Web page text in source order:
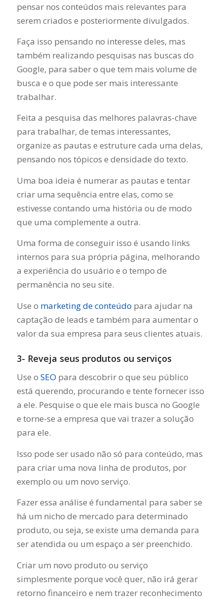
pensar nos conteúdos mais relevantes para
serem criados e posteriormente divulgados.
Faça isso pensando no interesse deles, mas
também realizando pesquisas nas buscas do
Google, para saber o que tem mais volume de
busca e o que pode ser mais interessante
trabalhar.
Feita a pesquisa das melhores palavras-chave
para trabalhar, de temas interessantes,
organize as pautas e estruture cada uma delas,
pensando nos tópicos e densidade do texto.
Uma boa ideia é numerar as pautas e tentar
criar uma sequência entre elas, como se
estivesse contando uma história ou de modo
que uma complemente a outra.
Uma forma de conseguir isso é usando links
internos para sua própria página, melhorando
a experiência do usuário e o tempo de
permanência no seu site.
Use o marketing de conteúdo para ajudar na
captação de leads e também para aumentar o
valor da sua empresa para seus clientes atuais.
3- Reveja seus produtos ou serviços
Use o SEO para descobrir o que seu público
está querendo, procurando e tente fornecer isso
a ele. Pesquise o que ele mais busca no Google
e torne-se a empresa que vai trazer a solução
para ele.
Isso pode ser usado não só para conteúdo, mas
para criar uma nova linha de produtos, por
exemplo ou um novo serviço.
Fazer essa análise é fundamental para saber se
há um nicho de mercado para determinado
produto, ou seja, se existe uma demanda para
ser atendida ou um espaço a ser preenchido.
Criar um novo produto ou serviço
simplesmente porque você quer, não irá gerar
retorno financeiro e nem trazer reconhecimento